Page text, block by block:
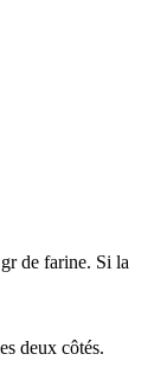
de farine. Si la
deux côtés.